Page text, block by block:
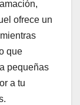
ofrece un
que
pequeñas
a tu